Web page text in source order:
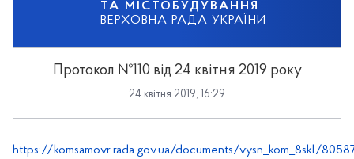
ТА МІСТОБУДУВАННЯ
ВЕРХОВНА РАДА УКРАЇНИ
Протокол №110 від 24 квітня 2019 року
24 квітня 2019, 16:29
https://komsamovr.rada.gov.ua/documents/vysn_kom_8skl/